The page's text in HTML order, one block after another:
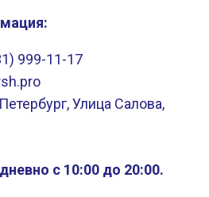
999-11-17
Улица Салова,
с 10:00 до 20:00.